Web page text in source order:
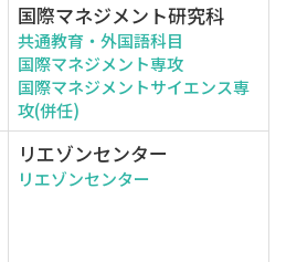
国際マネジメント研究科
共通教育・外国語科目
国際マネジメント専攻
国際マネジメントサイエンス専
攻(併任)
リエゾンセンター
リエゾンセンター